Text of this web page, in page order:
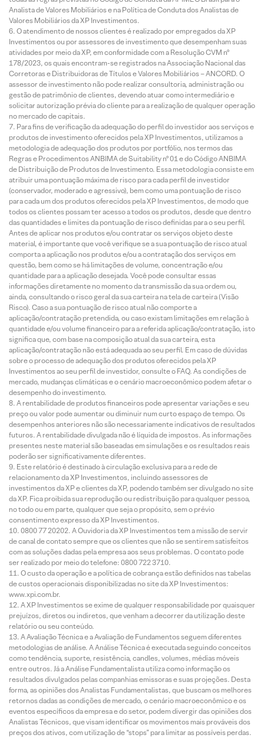
Analista de Valores Mobiliários e na Política de Conduta dos Analistas de
Valores Mobiliários da XP Investimentos.
O atendimento de nossos clientes é realizado por empregados da XP
Investimentos ou por assessores de investimento que desempenham suas
atividades por meio da XP, em conformidade com a Resolução CVM nº
178/2023, os quais encontram-se registrados na Associação Nacional das
Corretoras e Distribuidoras de Títulos e Valores Mobiliários – ANCORD. O
assessor de investimento não pode realizar consultoria, administração ou
gestão de patrimônio de clientes, devendo atuar como intermediário e
solicitar autorização prévia do cliente para a realização de qualquer operação
no mercado de capitais.
Para fins de verificação da adequação do perfil do investidor aos serviços e
produtos de investimento oferecidos pela XP Investimentos, utilizamos a
metodologia de adequação dos produtos por portfólio, nos termos das
Regras e Procedimentos ANBIMA de Suitability nº 01 e do Código ANBIMA
de Distribuição de Produtos de Investimento. Essa metodologia consiste em
atribuir uma pontuação máxima de risco para cada perfil de investidor
(conservador, moderado e agressivo), bem como uma pontuação de risco
para cada um dos produtos oferecidos pela XP Investimentos, de modo que
todos os clientes possam ter acesso a todos os produtos, desde que dentro
das quantidades e limites da pontuação de risco definidas para o seu perfil.
Antes de aplicar nos produtos e/ou contratar os serviços objeto deste
material, é importante que você verifique se a sua pontuação de risco atual
comporta a aplicação nos produtos e/ou a contratação dos serviços em
questão, bem como se há limitações de volume, concentração e/ou
quantidade para a aplicação desejada. Você pode consultar essas
informações diretamente no momento da transmissão da sua ordem ou,
ainda, consultando o risco geral da sua carteira na tela de carteira (Visão
Risco). Caso a sua pontuação de risco atual não comporte a
aplicação/contratação pretendida, ou caso existam limitações em relação à
quantidade e/ou volume financeiro para a referida aplicação/contratação, isto
significa que, com base na composição atual da sua carteira, esta
aplicação/contratação não está adequada ao seu perfil. Em caso de dúvidas
sobre o processo de adequação dos produtos oferecidos pela XP
Investimentos ao seu perfil de investidor, consulte o FAQ. As condições de
mercado, mudanças climáticas e o cenário macroeconômico podem afetar o
desempenho do investimento.
A rentabilidade de produtos financeiros pode apresentar variações e seu
preço ou valor pode aumentar ou diminuir num curto espaço de tempo. Os
desempenhos anteriores não são necessariamente indicativos de resultados
futuros. A rentabilidade divulgada não é líquida de impostos. As informações
presentes neste material são baseadas em simulações e os resultados reais
poderão ser significativamente diferentes.
Este relatório é destinado à circulação exclusiva para a rede de
relacionamento da XP Investimentos, incluindo assessores de
investimentos da XP e clientes da XP, podendo também ser divulgado no site
da XP. Fica proibida sua reprodução ou redistribuição para qualquer pessoa,
no todo ou em parte, qualquer que seja o propósito, sem o prévio
consentimento expresso da XP Investimentos.
0800 77 20202. A Ouvidoria da XP Investimentos tem a missão de servir
de canal de contato sempre que os clientes que não se sentirem satisfeitos
com as soluções dadas pela empresa aos seus problemas. O contato pode
ser realizado por meio do telefone: 0800 722 3710.
O custo da operação e a política de cobrança estão definidos nas tabelas
de custos operacionais disponibilizadas no site da XP Investimentos:
www.xpi.com.br.
A XP Investimentos se exime de qualquer responsabilidade por quaisquer
prejuízos, diretos ou indiretos, que venham a decorrer da utilização deste
relatório ou seu conteúdo.
A Avaliação Técnica e a Avaliação de Fundamentos seguem diferentes
metodologias de análise. A Análise Técnica é executada seguindo conceitos
como tendência, suporte, resistência, candles, volumes, médias móveis
entre outros. Já a Análise Fundamentalista utiliza como informação os
resultados divulgados pelas companhias emissoras e suas projeções. Desta
forma, as opiniões dos Analistas Fundamentalistas, que buscam os melhores
retornos dadas as condições de mercado, o cenário macroeconômico e os
eventos específicos da empresa e do setor, podem divergir das opiniões dos
Analistas Técnicos, que visam identificar os movimentos mais prováveis dos
preços dos ativos, com utilização de “stops” para limitar as possíveis perdas.